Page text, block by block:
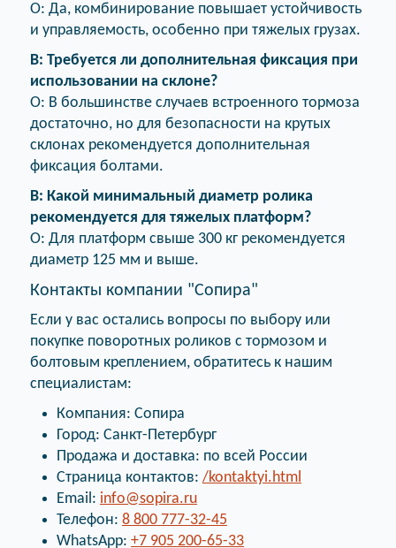
О: Да, комбинирование повышает устойчивость
и управляемость, особенно при тяжелых грузах.
В: Требуется ли дополнительная фиксация при
использовании на склоне?
О: В большинстве случаев встроенного тормоза
достаточно, но для безопасности на крутых
склонах рекомендуется дополнительная
фиксация болтами.
В: Какой минимальный диаметр ролика
рекомендуется для тяжелых платформ?
О: Для платформ свыше 300 кг рекомендуется
диаметр 125 мм и выше.
Контакты компании "Сопира"
Если у вас остались вопросы по выбору или
покупке поворотных роликов с тормозом и
болтовым креплением, обратитесь к нашим
специалистам:
Компания: Сопира
Город: Санкт-Петербург
Продажа и доставка: по всей России
Страница контактов: /kontaktyi.html
Email: info@sopira.ru
Телефон: 8 800 777-32-45
WhatsApp: +7 905 200-65-33